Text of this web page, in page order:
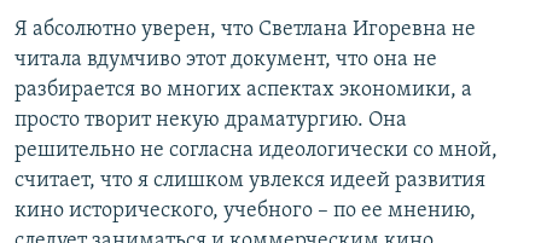
Я абсолютно уверен, что Светлана Игоревна не
читала вдумчиво этот документ, что она не
разбирается во многих аспектах экономики, а
просто творит некую драматургию. Она
решительно не согласна идеологически со мной,
считает, что я слишком увлекся идеей развития
кино исторического, учебного – по ее мнению,